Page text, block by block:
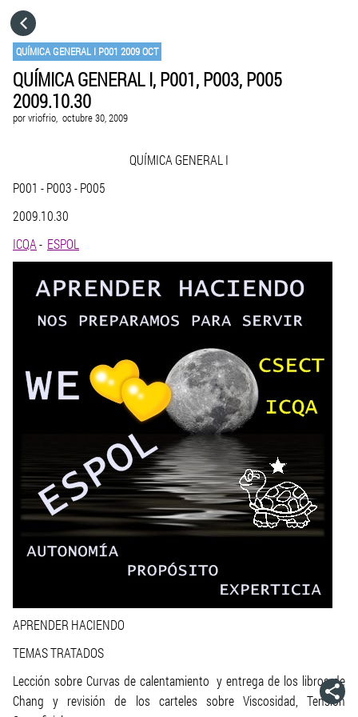
QUÍMICA GENERAL I P001 2009 OCT
QUÍMICA GENERAL I, P001, P003, P005
2009.10.30
porvriofrio, octubre 30, 2009
QUÍMICA GENERAL I
P001 - P003 - P005
2009.10.30
ICQA- ESPOL
APRENDER HACIENDO
TEMAS TRATADOS
Lección sobre Curvas de calentamiento y entrega de los libros de
Chang y revisión de los carteles sobre Viscosidad, Tensión
CATEGORÍAS